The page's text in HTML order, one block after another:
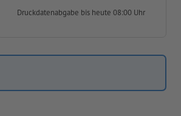
Druckdatenabgabe bis heute 08:00 Uhr